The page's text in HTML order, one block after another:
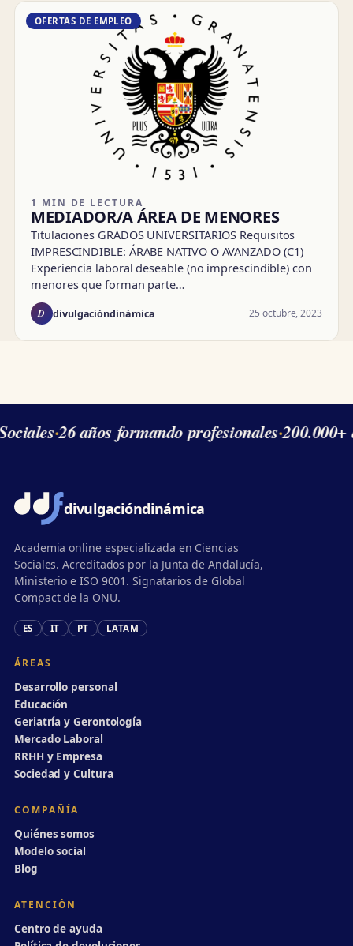
OFERTAS DE EMPLEO
1 MIN DE LECTURA
MEDIADOR/A ÁREA DE MENORES
Titulaciones GRADOS UNIVERSITARIOS Requisitos
IMPRESCINDIBLE: ÁRABE NATIVO O AVANZADO (C1)
Experiencia laboral deseable (no imprescindible) con
menores que forman parte…
D divulgacióndinámica 25 octubre, 2023
·26 años formando profesionales·200.000+
divulgacióndinámica
Academia online especializada en Ciencias
Sociales. Acreditados por la Junta de Andalucía,
Ministerio e ISO 9001. Signatarios de Global
Compact de la ONU.
ES IT PT LATAM
ÁREAS
Desarrollo personal
Educación
Geriatría y Gerontología
Mercado Laboral
RRHH y Empresa
Sociedad y Cultura
COMPAÑÍA
Quiénes somos
Modelo social
Blog
ATENCIÓN
Centro de ayuda